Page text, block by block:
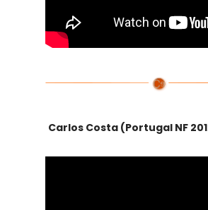
Carlos Costa (Portugal NF